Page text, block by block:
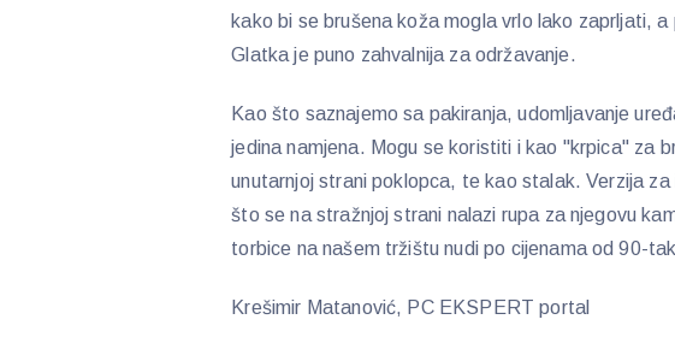
kako bi se brušena koža mogla vrlo lako zaprljati,
Glatka je puno zahvalnija za održavanje.
Kao što saznajemo sa pakiranja, udomljavanje
jedina namjena. Mogu se koristiti i kao "krpica" za
unutarnjoj strani poklopca, te kao stalak. Verzija
što se na stražnjoj strani nalazi rupa za njegovu
torbice na našem tržištu nudi po cijenama od 90-
Krešimir Matanović, PC EKSPERT portal